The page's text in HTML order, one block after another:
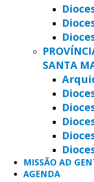
SANTA
MISSÃO AD
AGENDA